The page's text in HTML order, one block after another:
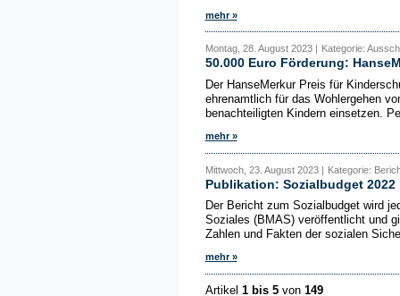
mehr »
Montag, 28. August 2023 | Kategorie:
50.000 Euro Förderung:
Der HanseMerkur Preis für
ehrenamtlich für das Wohlergehen
benachteiligten Kindern einsetzen.
mehr »
Mittwoch, 23. August 2023 | Kategorie:
Publikation: Sozialbudget 2022
Der Bericht zum Sozialbudget wird
Soziales (BMAS) veröffentlicht und
Zahlen und Fakten der sozialen
mehr »
Artikel 1 bis 5von 149